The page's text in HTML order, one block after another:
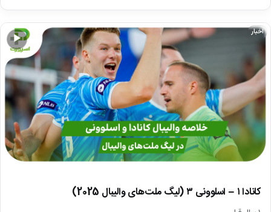
▶
اخبار
کانادا ۱ – اسلوونی ۳ (لیگ ملت‌های والیبال 2025)